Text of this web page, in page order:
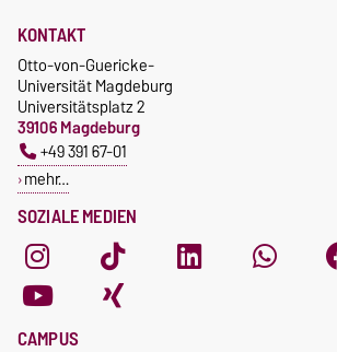
SOZIALE MEDIEN
KONTAKT
Otto-von-Guericke-
Universität Magdeburg
Universitätsplatz 2
39106 Magdeburg
+49 391 67-01
mehr…
CAMPUS